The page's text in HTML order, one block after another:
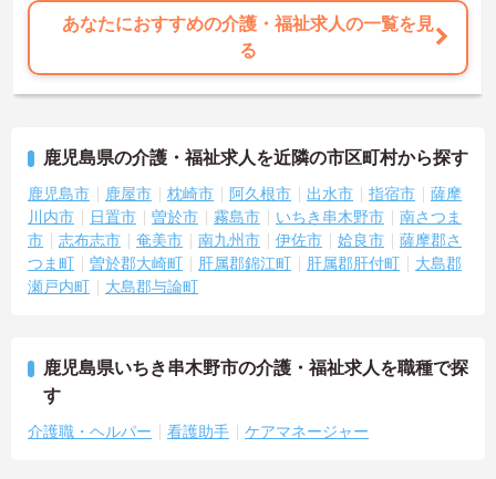
あなたにおすすめの介護・福祉求人の一覧を見
る
鹿児島県の介護・福祉求人を近隣の市区町村から探す
鹿児島市 鹿屋市 枕崎市 阿久根市 出水市 指宿市
薩摩
川内市
日置市 曽於市 霧島市 いちき串木野市
南さつま
市
志布志市 奄美市 南九州市 伊佐市 姶良市
薩摩郡さ
つま町
曽於郡大崎町 肝属郡錦江町 肝属郡肝付町
大島郡
瀬戸内町
大島郡与論町
鹿児島県いちき串木野市の介護・福祉求人を職種で探
す
介護職・ヘルパー 看護助手 ケアマネージャー